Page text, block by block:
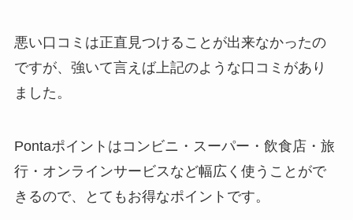
悪い口コミは正直見つけることが出来なかったの
ですが、強いて言えば上記のような口コミがあり
ました。
Pontaポイントはコンビニ・スーパー・飲食店・旅
行・オンラインサービスなど幅広く使うことがで
きるので、とてもお得なポイントです。